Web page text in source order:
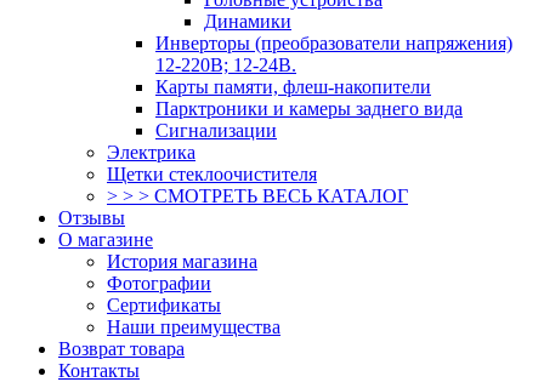
Динамики
Инверторы (преобразователи напряжения)
12-220В; 12-24В.
Карты памяти, флеш-накопители
Парктроники и камеры заднего вида
Сигнализации
Электрика
Щетки стеклоочистителя
> > > СМОТРЕТЬ ВЕСЬ КАТАЛОГ
Отзывы
О магазине
История магазина
Фотографии
Сертификаты
Наши преимущества
Возврат товара
Контакты